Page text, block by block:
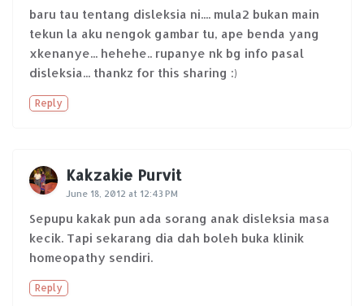
baru tau tentang disleksia ni.... mula2 bukan main
tekun la aku nengok gambar tu, ape benda yang
xkenanye... hehehe.. rupanye nk bg info pasal
disleksia... thankz for this sharing :)
Reply
Kakzakie Purvit
June 18, 2012 at 12:43 PM
Sepupu kakak pun ada sorang anak disleksia masa
kecik. Tapi sekarang dia dah boleh buka klinik
homeopathy sendiri.
Reply